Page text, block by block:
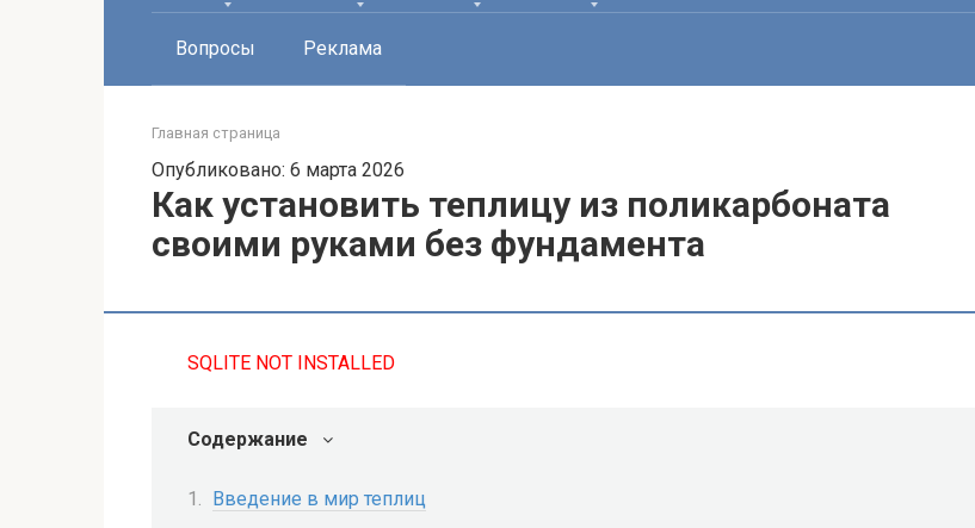
Вопросы Реклама
Главная страница
Опубликовано: 6 марта 2026
Как установить теплицу из поликарбоната
своими руками без фундамента
SQLITE NOT INSTALLED
Содержание
Введение в мир теплиц